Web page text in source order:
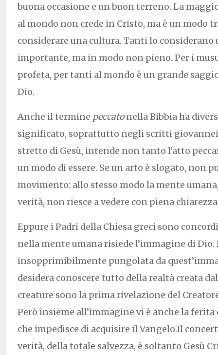
buona occasione e un buon terreno. La
al mondo non crede in Cristo, ma è un modo
considerare una cultura. Tanti lo considerano
importante, ma in modo non pieno. Per i
profeta, per tanti al mondo è un grande
Dio.
Anche il termine peccatonella Bibbia ha
significato, soprattutto negli scritti giovannei.
stretto di Gesù, intende non tanto l’atto
un modo di essere. Se un arto è slogato, non
movimento: allo stesso modo la mente
verità, non riesce a vedere con piena
Eppure i Padri della Chiesa greci sono
nella mente umana risiede l’immagine di Dio.
insopprimibilmente pungolata da
desidera conoscere tutto della realtà creata
creature sono la prima rivelazione del
Però insieme all’immagine vi è anche la
che impedisce di acquisire il Vangelo.Il
verità, della totale salvezza, è soltanto Gesù